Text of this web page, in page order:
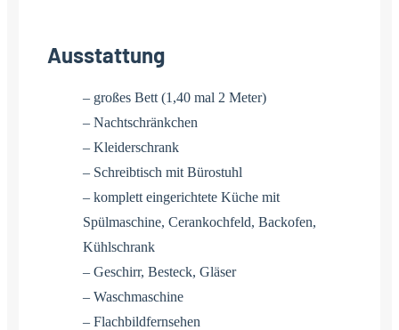
Ausstattung
– großes Bett (1,40 mal 2 Meter)
– Nachtschränkchen
– Kleiderschrank
– Schreibtisch mit Bürostuhl
– komplett eingerichtete Küche mit
Spülmaschine, Cerankochfeld, Backofen,
Kühlschrank
– Geschirr, Besteck, Gläser
– Waschmaschine
– Flachbildfernsehen